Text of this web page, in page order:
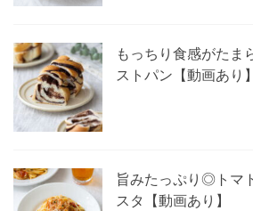
もっちり食感がた
ストパン【動画あり】
旨みたっぷり◎トマ
スタ【動画あり】